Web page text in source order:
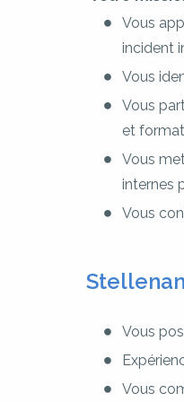
Vous
incident
Vous
Vous
et
Vous
internes
Vous
Vous
Vous